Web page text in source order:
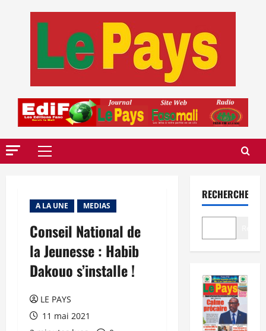
Menu
A LA UNE MEDIAS
Conseil National de
la Jeunesse : Habib
Dakouo s’installe !
LE PAYS
11 mai 2021
RECHERCHER